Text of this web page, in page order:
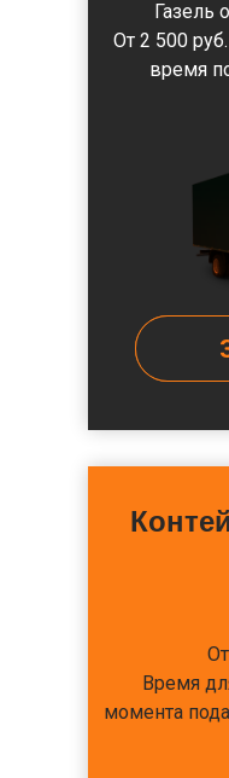
Газель
От 2 500
время
Время
момента